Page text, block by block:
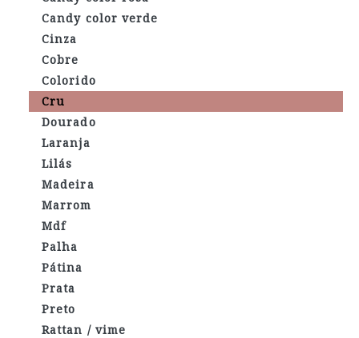
Candy color verde
Cinza
Cobre
Colorido
Cru
Dourado
Laranja
Lilás
Madeira
Marrom
Mdf
Palha
Pátina
Prata
Preto
Rattan / vime